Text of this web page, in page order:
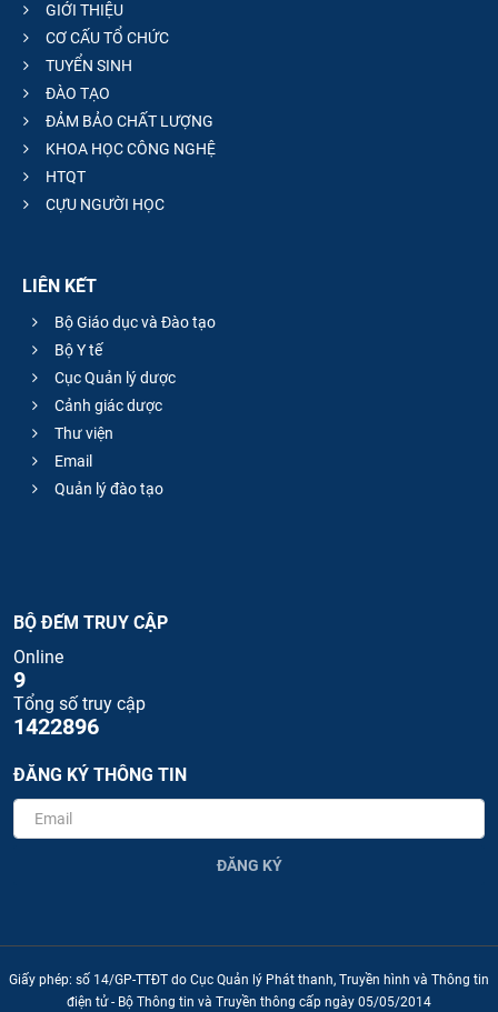
GIỚI THIỆU
CƠ CẤU TỔ CHỨC
TUYỂN SINH
ĐÀO TẠO
ĐẢM BẢO CHẤT LƯỢNG
KHOA HỌC CÔNG NGHỆ
HTQT
CỰU NGƯỜI HỌC
LIÊN KẾT
Bộ Giáo dục và Đào tạo
Bộ Y tế
Cục Quản lý dược
Cảnh giác dược
Thư viện
Email
Quản lý đào tạo
BỘ ĐẾM TRUY CẬP
Online
9
Tổng số truy cập
1422896
ĐĂNG KÝ THÔNG TIN
ĐĂNG KÝ
Giấy phép: số 14/GP-TTĐT do Cục Quản lý Phát thanh, Truyền hình và Thông tin
điện tử - Bộ Thông tin và Truyền thông cấp ngày 05/05/2014